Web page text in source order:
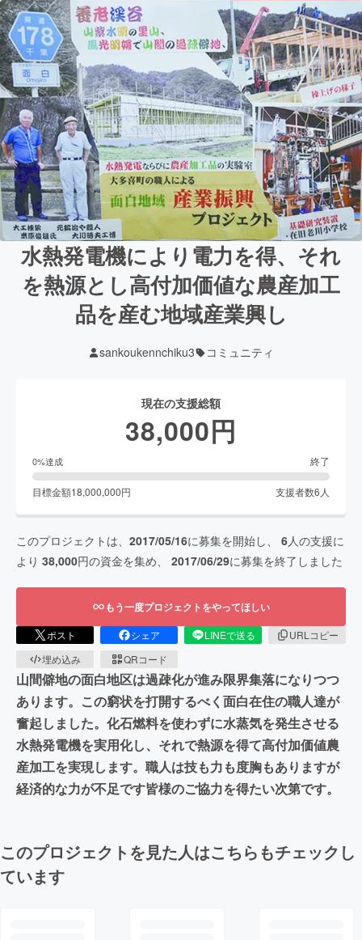
水熱発電機により電力を得、それ
を熱源とし高付加価値な農産加工
品を産む地域産業興し
sankoukennchiku3 コミュニティ
現在の支援総額
38,000円
0%達成 終了
目標金額18,000,000円 支援者数6 人
このプロジェクトは、 2017/05/16に募集を開始し、 6人の支援に
より 38,000円の資金を集め、 2017/06/29に募集を終了しました
もう一度プロジェクトをやってほしい
ポスト シェア LINEで送る
URLコピー
埋め込み
QRコード
山間僻地の面白地区は過疎化が進み限界集落になりつつ
あります。この窮状を打開するべく面白在住の職人達が
奮起しました。化石燃料を使わずに水蒸気を発生させる
水熱発電機を実用化し、それで熱源を得て高付加価値農
産加工を実現します。職人は技も力も度胸もありますが
経済的な力が不足です皆様のご協力を得たい次第です。
このプロジェクトを見た人はこちらもチェックし
ています